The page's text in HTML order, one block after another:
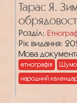
Тарас Я.
і
Розділ:
Рік видання:
Мова
етнографія
народний